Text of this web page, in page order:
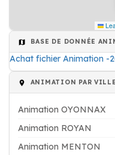
BASE DE DONNÉE
Achat fichier Animation -
ANIMATION PAR VILLE
Animation OYONNAX
Animation ROYAN
Animation MENTON